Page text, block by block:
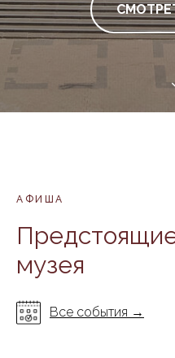
АФИША
музея
Все события →